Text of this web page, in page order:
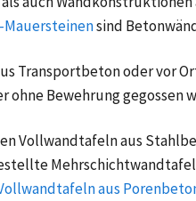
Mauersteinensind
Transportbeton oder vor
Bewehrung gegossen
Vollwandtafeln aus
aus